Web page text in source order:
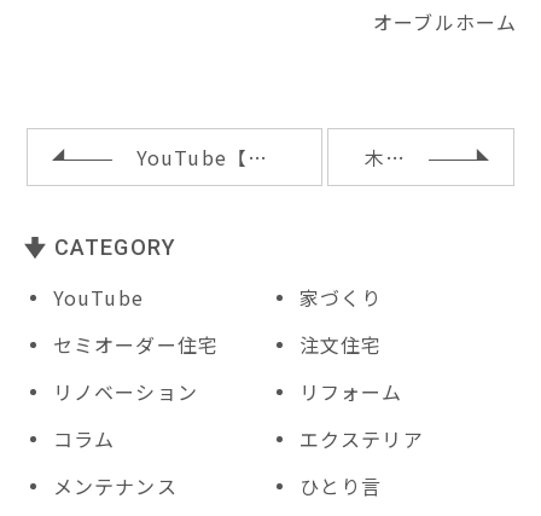
o
o
k
st t
オーブルホーム
YouTube【神戸市垂水区の注文住宅】暮らしに広がりとゆとりを生む土間のある住まい【オーブルホーム】86を公開 木製スリット手すりと気密測定
CATEGORY
YouTube
家づくり
セミオーダー住宅
注文住宅
リノベーション
リフォーム
コラム
エクステリア
メンテナンス
ひとり言